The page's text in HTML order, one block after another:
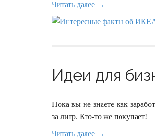
Читать далее →
Идеи для
Пока вы не знаете как
за литр. Кто-то же покупает!
Читать далее →